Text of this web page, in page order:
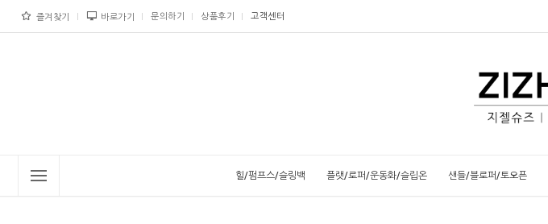
즐겨찾기 바로가기 문의하기 상품후기 고객센터
힐/펌프스/슬링백 플랫/로퍼/운동화/슬립온 샌들/블로퍼/토오픈